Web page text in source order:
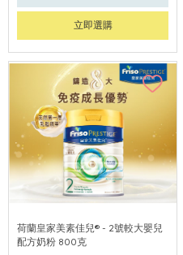
立即選購
荷蘭皇家美素佳兒® - 2號較大嬰兒
配方奶粉 800克